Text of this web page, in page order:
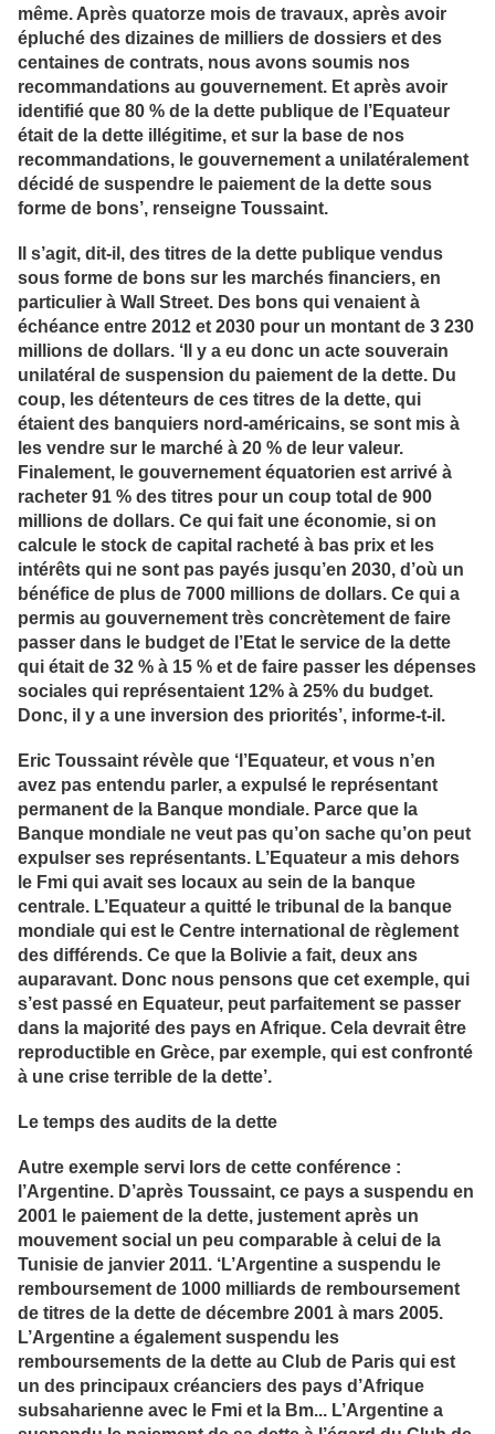
même. Après quatorze mois de travaux, après avoir
épluché des dizaines de milliers de dossiers et des
centaines de contrats, nous avons soumis nos
recommandations au gouvernement. Et après avoir
identifié que 80 % de la dette publique de l’Equateur
était de la dette illégitime, et sur la base de nos
recommandations, le gouvernement a unilatéralement
décidé de suspendre le paiement de la dette sous
forme de bons’, renseigne Toussaint.
Il s’agit, dit-il, des titres de la dette publique vendus
sous forme de bons sur les marchés financiers, en
particulier à Wall Street. Des bons qui venaient à
échéance entre 2012 et 2030 pour un montant de 3 230
millions de dollars. ‘Il y a eu donc un acte souverain
unilatéral de suspension du paiement de la dette. Du
coup, les détenteurs de ces titres de la dette, qui
étaient des banquiers nord-américains, se sont mis à
les vendre sur le marché à 20 % de leur valeur.
Finalement, le gouvernement équatorien est arrivé à
racheter 91 % des titres pour un coup total de 900
millions de dollars. Ce qui fait une économie, si on
calcule le stock de capital racheté à bas prix et les
intérêts qui ne sont pas payés jusqu’en 2030, d’où un
bénéfice de plus de 7000 millions de dollars. Ce qui a
permis au gouvernement très concrètement de faire
passer dans le budget de l’Etat le service de la dette
qui était de 32 % à 15 % et de faire passer les dépenses
sociales qui représentaient 12% à 25% du budget.
Donc, il y a une inversion des priorités’, informe-t-il.
Eric Toussaint révèle que ‘l’Equateur, et vous n’en
avez pas entendu parler, a expulsé le représentant
permanent de la Banque mondiale. Parce que la
Banque mondiale ne veut pas qu’on sache qu’on peut
expulser ses représentants. L’Equateur a mis dehors
le Fmi qui avait ses locaux au sein de la banque
centrale. L’Equateur a quitté le tribunal de la banque
mondiale qui est le Centre international de règlement
des différends. Ce que la Bolivie a fait, deux ans
auparavant. Donc nous pensons que cet exemple, qui
s’est passé en Equateur, peut parfaitement se passer
dans la majorité des pays en Afrique. Cela devrait être
reproductible en Grèce, par exemple, qui est confronté
à une crise terrible de la dette’.
Le temps des audits de la dette
Autre exemple servi lors de cette conférence :
l’Argentine. D’après Toussaint, ce pays a suspendu en
2001 le paiement de la dette, justement après un
mouvement social un peu comparable à celui de la
Tunisie de janvier 2011. ‘L’Argentine a suspendu le
remboursement de 1000 milliards de remboursement
de titres de la dette de décembre 2001 à mars 2005.
L’Argentine a également suspendu les
remboursements de la dette au Club de Paris qui est
un des principaux créanciers des pays d’Afrique
subsaharienne avec le Fmi et la Bm... L’Argentine a